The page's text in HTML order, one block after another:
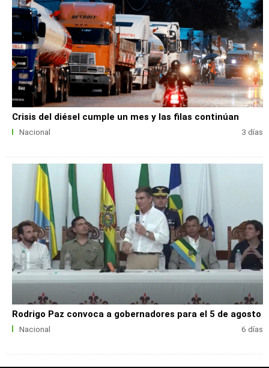
Crisis del diésel cumple un mes y las filas continúan
Nacional 3 días
Rodrigo Paz convoca a gobernadores para el 5 de agosto
Nacional 6 días